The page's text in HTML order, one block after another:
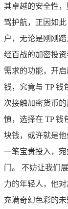
其卓越的安全性
驾护航，正因如
户，无论是刚刚
经百战的加密投
需求的功能，开
钱，究竟与 TP 钱
次接触加密货币
慎，选择在 TP 钱
块钱，或许就是
一笔宝贵投入，
门。 不妨让我们
力的年轻人，他
充满奇幻色彩的